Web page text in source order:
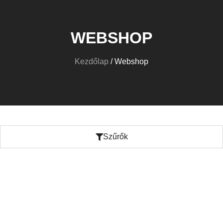
WEBSHOP
Kezdőlap / Webshop
Szűrők